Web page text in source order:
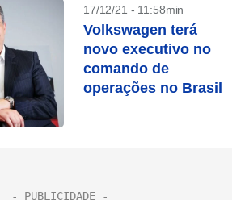
17/12/21 - 11:58min
Volkswagen terá
novo executivo no
comando de
operações no Brasil